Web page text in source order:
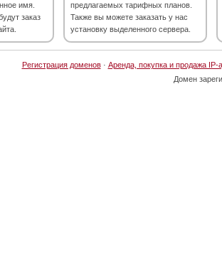
имя.
заказ
предлагаемых тарифных планов.
Также вы можете заказать у нас
установку выделенного сервера.
Регистрация доменов· Аренда, покупка и продажа IP-
Домен